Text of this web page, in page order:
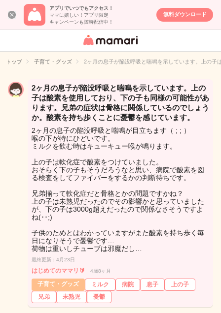
アプリでいつでもアクセス！
ママに嬉しい！アプリ限定
キャンペーンも随時配信中！
無料ダウンロード
女性専用匿名QA
イト
トップ 子育て・グッズ 2ヶ月の息子が陥没呼吸と喘鳴を示しています。上の
2ヶ月の息子が陥没呼吸と喘鳴を示しています。上の
子は酸素を使用しており、下の子も同様の可能性があ
ります。兄弟の症状は骨格に関係しているのでしょう
か。酸素を持ち歩くことに憂鬱を感じています。
2ヶ月の息子の陥没呼吸と喘鳴が目立ちます（ ; ; ）
喉の下が特にひどいです。
ミルクを飲む時はキューキュー喉が鳴ります。
上の子は軟化症で酸素をつけていました。
おそらく下の子もそうだろうなと思い、病院で酸素を図
る検査をしてファイバーをするかの判断待ちです。
兄弟揃って軟化症だと骨格とかの問題ですかね？
上の子は未熟児だったのでその影響かと思っていました
が、下の子は3000g超えだったので関係なさそうですよ
ね(･･;)
子供のためとはわかっていますがまた酸素を持ち歩く毎
日になりそうで憂鬱です…
荷物は重いしチューブは邪魔だし…
最終更新：4月23日
はじめてのママリ🔰 4歳8ヶ月
子育て・グッズ ミルク 病院 息子
上の子
兄弟
未熟児 憂鬱